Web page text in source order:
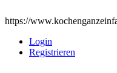
https://
Login
Registrieren